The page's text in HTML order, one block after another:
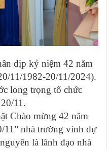
dịp kỷ niệm 42 năm
11/1982-20/11/2024).
long trọng tổ chức
11.
mừng 42 năm
11” nhà trường vinh dự
là lãnh đạo nhà